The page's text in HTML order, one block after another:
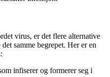
virus, er det flere alternative
samme begrepet. Her er en
infiserer og formerer seg i